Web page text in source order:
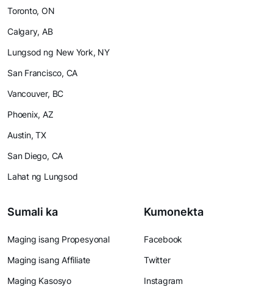
Toronto, ON
Calgary, AB
Lungsod ng New York, NY
San Francisco, CA
Vancouver, BC
Phoenix, AZ
Austin, TX
San Diego, CA
Lahat ng Lungsod
Sumali ka
Maging isang Propesyonal
Maging isang Affiliate
Maging Kasosyo
Kumonekta
Facebook
Twitter
Instagram